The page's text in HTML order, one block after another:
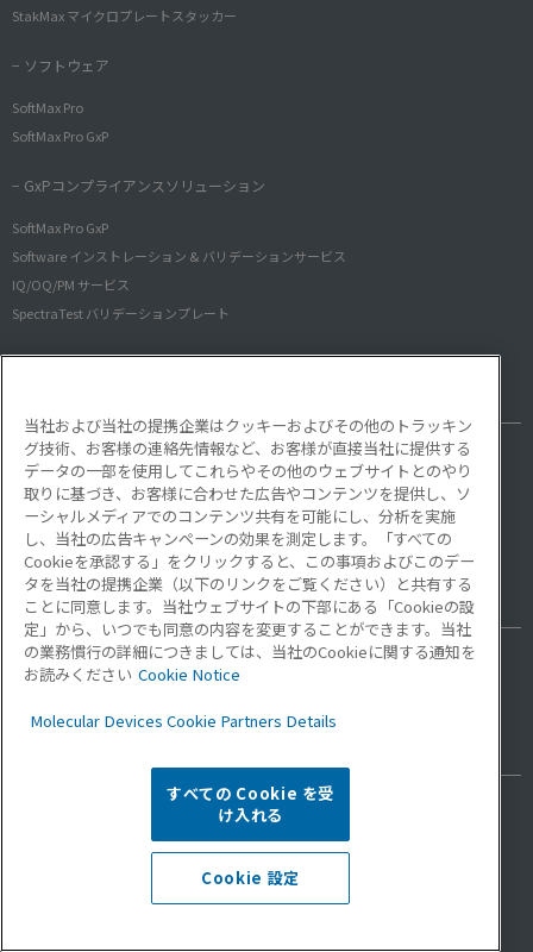
StakMax マイクロプレートスタッカー
− ソフトウェア
SoftMax Pro
SoftMax Pro GxP
− GxPコンプライアンスソリューション
SoftMax Pro GxP
Software インストレーション & バリデーションサービス
IQ/OQ/PM サービス
SpectraTest バリデーションプレート
ImageXpress HCS.ai ハイコンテントスクリーニングシステム
ImageXpress Pico自動細胞イメージングシステム
IN Carta画像解析ソフトウェア
3D Bioligy
CellXpress.ai 自動細胞培養システム
ClonePix 2 自動動物細胞コロニーピッキングシステム
CloneSelect Imager (CSI and CSI FL)
DispenCell シングルセルディスペンサー
当社および当社の提携企業はクッキーおよびその他のトラッキン
グ技術、お客様の連絡先情報など、お客様が直接当社に提供する
データの一部を使用してこれらやその他のウェブサイトとのやり
取りに基づき、お客様に合わせた広告やコンテンツを提供し、ソ
ーシャルメディアでのコンテンツ共有を可能にし、分析を実施
し、当社の広告キャンペーンの効果を測定します。「すべての
Cookieを承認する」をクリックすると、この事項およびこのデー
タを当社の提携企業（以下のリンクをご覧ください）と共有する
ことに同意します。当社ウェブサイトの下部にある「Cookieの設
定」から、いつでも同意の内容を変更することができます。当社
の業務慣行の詳細につきましては、当社のCookieに関する通知を
お読みください Cookie Notice
Molecular Devices Cookie Partners Details
すべての Cookie を受
け入れる
Cookie 設定